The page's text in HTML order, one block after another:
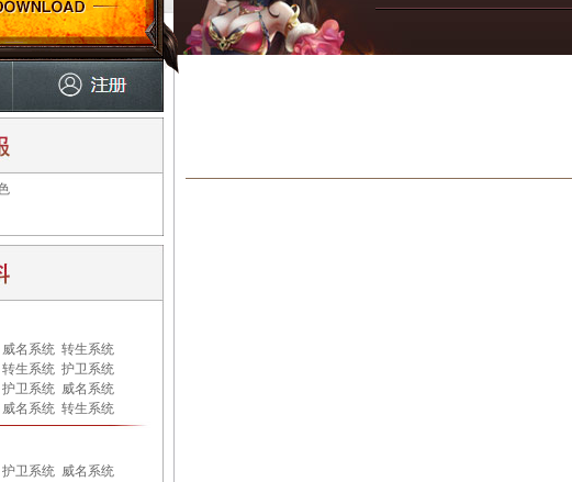
威名系统 转生系统
转生系统 护卫系统
护卫系统 威名系统
威名系统 转生系统
护卫系统 威名系统